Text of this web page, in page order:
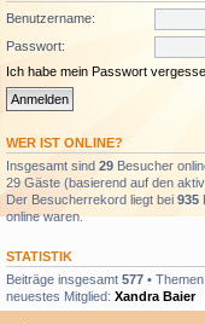
Benutzername:
Passwort:
Ich habe mein Passwort
WER IST ONLINE?
Insgesamt sind 29 Besucher
29 Gäste (basierend auf den
Der Besucherrekord liegt bei 935
online waren.
STATISTIK
Beiträge insgesamt 577 •
neuestes Mitglied: Xandra Baier